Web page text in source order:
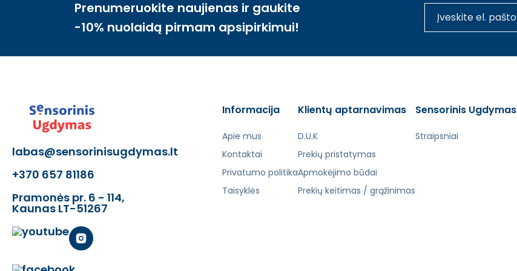
Prenumeruokite naujienas ir gaukite
-10% nuolaidą pirmam apsipirkimui!
labas@sensorinisugdymas.lt
+370 657 81186
Pramonės pr. 6 - 114,
Kaunas LT-51267
Informacija
Apie mus
Kontaktai
Privatumo politika
Taisyklės
Klientų aptarnavimas
D.U.K
Prekių pristatymas
Apmokėjimo būdai
Prekių keitimas / grąžinimas
Sensorinis Ugdymas
Straipsniai